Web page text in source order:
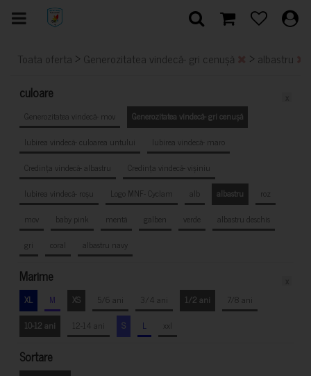
Toata oferta > Generozitatea vindecă- gri cenușă > albastru
culoare
Generozitatea vindecă- mov
Generozitatea vindecă- gri cenușă
Iubirea vindecă- culoarea untului
Iubirea vindecă- maro
Credința vindecă- albastru
Credința vindecă- vișiniu
Iubirea vindecă- roșu
Logo MNF- Cyclam alb albastru
roz
mov
baby pink mentă galben verde
albastru deschis
gri
coral albastru navy
Marime
XL M XS 5/6 ani 3/4 ani 1/2 ani
7/8 ani
10-12 ani
12-14 ani S L xxl
Sortare